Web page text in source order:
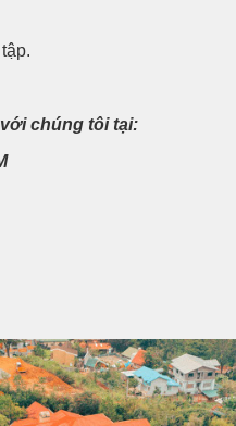
chúng tôi tại: